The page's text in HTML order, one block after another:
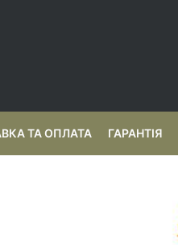
ТА ОПЛАТА ГАРАНТІЯ